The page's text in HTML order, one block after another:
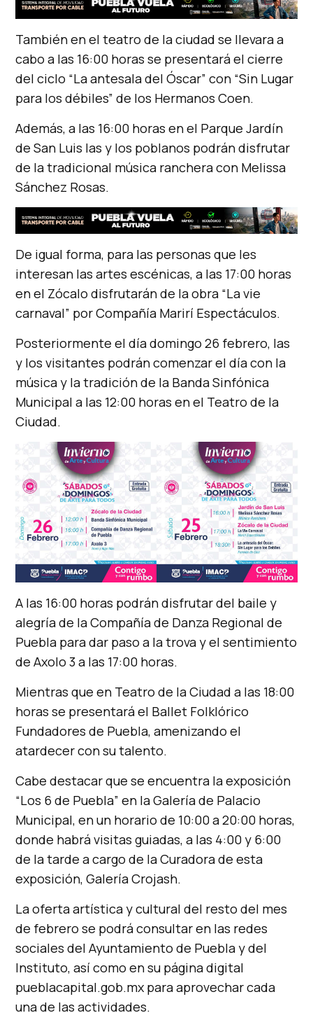
También en el teatro de la ciudad se llevara a
cabo a las 16:00 horas se presentará el cierre
del ciclo “La antesala del Óscar” con “Sin Lugar
para los débiles” de los Hermanos Coen.
Además, a las 16:00 horas en el Parque Jardín
de San Luis las y los poblanos podrán disfrutar
de la tradicional música ranchera con Melissa
Sánchez Rosas.
De igual forma, para las personas que les
interesan las artes escénicas, a las 17:00 horas
en el Zócalo disfrutarán de la obra “La vie
carnaval” por Compañía Marirí Espectáculos.
Posteriormente el día domingo 26 febrero, las
y los visitantes podrán comenzar el día con la
música y la tradición de la Banda Sinfónica
Municipal a las 12:00 horas en el Teatro de la
Ciudad.
A las 16:00 horas podrán disfrutar del baile y
alegría de la Compañía de Danza Regional de
Puebla para dar paso a la trova y el sentimiento
de Axolo 3 a las 17:00 horas.
Mientras que en Teatro de la Ciudad a las 18:00
horas se presentará el Ballet Folklórico
Fundadores de Puebla, amenizando el
atardecer con su talento.
Cabe destacar que se encuentra la exposición
“Los 6 de Puebla” en la Galería de Palacio
Municipal, en un horario de 10:00 a 20:00 horas,
donde habrá visitas guiadas, a las 4:00 y 6:00
de la tarde a cargo de la Curadora de esta
exposición, Galería Crojash.
La oferta artística y cultural del resto del mes
de febrero se podrá consultar en las redes
sociales del Ayuntamiento de Puebla y del
Instituto, así como en su página digital
pueblacapital.gob.mx para aprovechar cada
una de las actividades.